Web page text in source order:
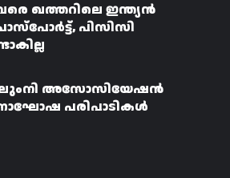
ഖത്തറിലെ ഇന്ത്യൻ
പിസിസി
അസോസിയേഷന്‍
പരിപാടികൾ